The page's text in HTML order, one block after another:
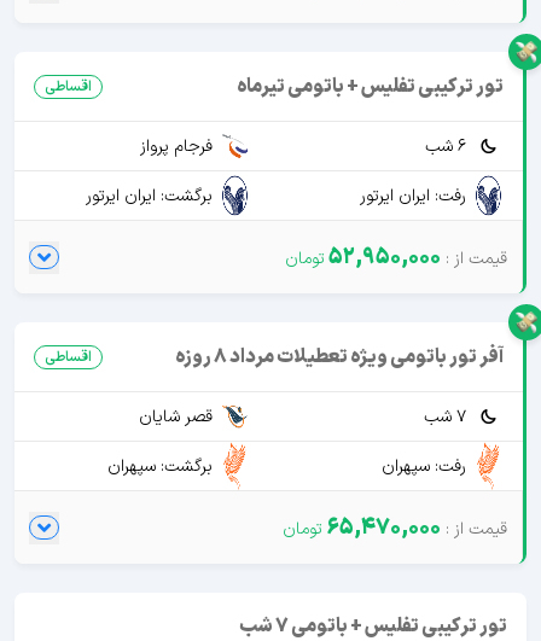
تور ترکیبی تفلیس + باتومی تیرماه اقساطی
6 شب
فرجام پرواز
رفت: ایران ایرتور
برگشت: ایران ایرتور
52,950,000
آفر تور باتومی ویژه تعطیلات مرداد 8 روزه اقساطی
7 شب
قصر شایان
رفت: سپهران
برگشت: سپهران
65,470,000
تور ترکیبی تفلیس + باتومی 7 شب